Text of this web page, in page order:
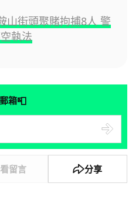
山街頭聚賭拘捕8人 警
執法
箱📮
看留言 分享